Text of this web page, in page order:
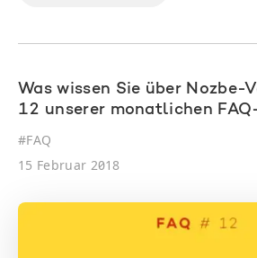
Was wissen Sie über Nozbe-
12 unserer monatlichen
#FAQ
15 Februar 2018